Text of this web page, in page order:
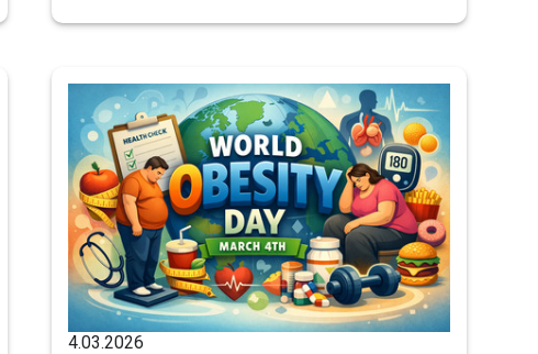
peuvent parfois amener certaines femmes à se sentir
en ce qui concerne leurs seins.
4.03.2026